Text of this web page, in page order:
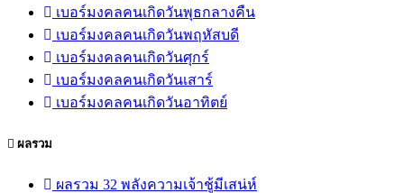
เบอร์มงคลคนเกิดวันพุธกลางคืน
เบอร์มงคลคนเกิดวันพฤหัสบดี
เบอร์มงคลคนเกิดวันศุกร์
เบอร์มงคลคนเกิดวันเสาร์
เบอร์มงคลคนเกิดวันอาทิตย์
ผลรวม
ผลรวม 32 พลังความเจ้าชู้มีเสน่ห์